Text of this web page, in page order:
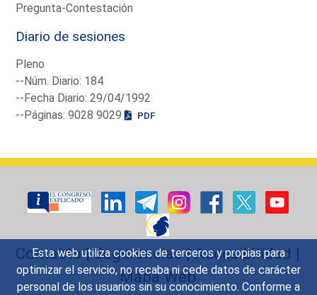
Esta web utiliza cookies de terceros y propias para
optimizar el servicio, no recaba ni cede datos de carácter
personal de los usuarios sin su conocimiento. Conforme a
Pregunta-Contestación
Diario de sesiones
Pleno
--Núm. Diario: 184
--Fecha Diario: 29/04/1992
--Páginas: 9028 9029
PDF
Contacto|Sugerencias|Accesibilidad |
Mapa Web